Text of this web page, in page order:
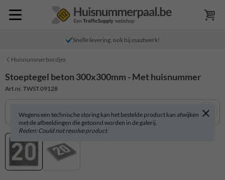
Snelle levering, ook bij maatwerk!
Huisnummerbordjes
Stoeptegel beton 300x300mm - Met huisnummer
Art.nr. TWST.09128
Wegens een technische storing kan het bestelde product kan afwijken
met de afbeeldingen die getoond worden in de galerij.
Reden: Could not resolve product